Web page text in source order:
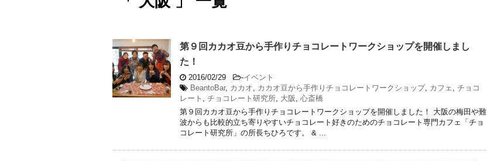
第９回カカオ豆から手作りチョコレートワークショップを開催しまし
た！
2016/02/29 -イベント
BeantoBar, カカオ カカオ豆から手作りチョコレートワークショップ, カフェ
チョコ
レート
チョコレート研究所 大阪
心斎橋
第９回カカオ豆から手作りチョコレートワークショップを開催しました！ 大阪の梅田や難
波からも比較的立ち寄りやすいチョコレート好きのためのチョコレート専門カフェ「チョ
コレート研究所」の所長ちひろです。 & ...